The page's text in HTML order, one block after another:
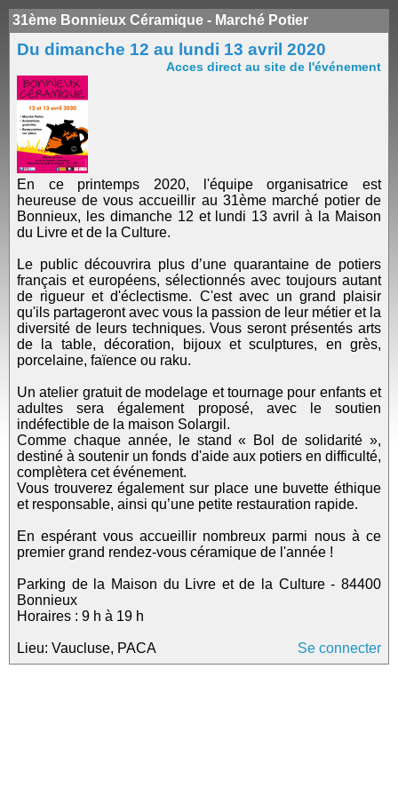
31ème Bonnieux Céramique - Marché Potier
Du dimanche 12 au lundi 13 avril 2020
Acces direct au site de l'événement
En ce printemps 2020, l'équipe organisatrice est
heureuse de vous accueillir au 31ème marché potier de
Bonnieux, les dimanche 12 et lundi 13 avril à la Maison
du Livre et de la Culture.
Le public découvrira plus d’une quarantaine de potiers
français et européens, sélectionnés avec toujours autant
de rigueur et d'éclectisme. C'est avec un grand plaisir
qu'ils partageront avec vous la passion de leur métier et la
diversité de leurs techniques. Vous seront présentés arts
de la table, décoration, bijoux et sculptures, en grès,
porcelaine, faïence ou raku.
Un atelier gratuit de modelage et tournage pour enfants et
adultes sera également proposé, avec le soutien
indéfectible de la maison Solargil.
Comme chaque année, le stand « Bol de solidarité »,
destiné à soutenir un fonds d'aide aux potiers en difficulté,
complètera cet événement.
Vous trouverez également sur place une buvette éthique
et responsable, ainsi qu’une petite restauration rapide.
En espérant vous accueillir nombreux parmi nous à ce
premier grand rendez-vous céramique de l'année !
Parking de la Maison du Livre et de la Culture - 84400
Bonnieux
Horaires : 9 h à 19 h
Lieu: Vaucluse, PACA Se connecter